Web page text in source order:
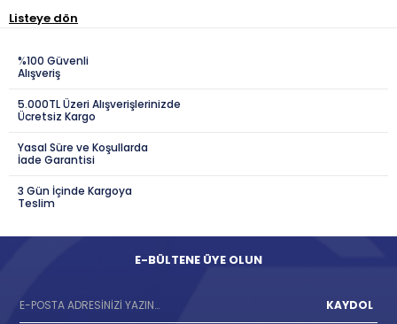
Listeye dön
%100 Güvenli
Alışveriş
5.000TL Üzeri Alışverişlerinizde
Ücretsiz Kargo
Yasal Süre ve Koşullarda
İade Garantisi
3 Gün İçinde Kargoya
Teslim
E-BÜLTENE ÜYE OLUN
KAYDOL